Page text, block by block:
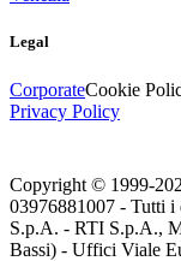
Legal
CorporateCookie
Privacy Policy
Copyright © 1999-
03976881007 - Tutti
S.p.A. - RTI S.p.A.,
Bassi) - Uffici Viale